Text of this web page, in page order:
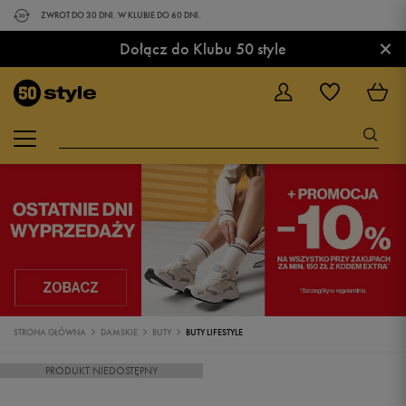
ZWROT DO 30 DNI. W KLUBIE DO 60 DNI.
Dołącz do Klubu 50 style ×
STRONA GŁÓWNA DAMSKIE BUTY BUTY LIFESTYLE
PRODUKT NIEDOSTĘPNY